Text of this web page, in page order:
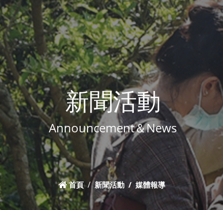
新聞活動
Announcement＆News
首頁 新聞活動 媒體報導